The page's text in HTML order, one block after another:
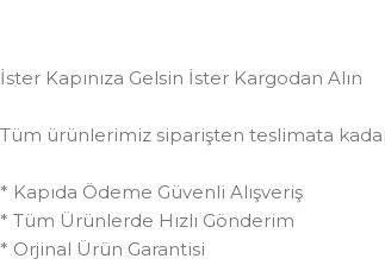
İster Kapınıza Gelsin İster Kargodan Alın
Tüm ürünlerimiz siparişten teslimata
* Kapıda Ödeme Güvenli Alışveriş
* Tüm Ürünlerde Hızlı Gönderim
* Orjinal Ürün Garantisi